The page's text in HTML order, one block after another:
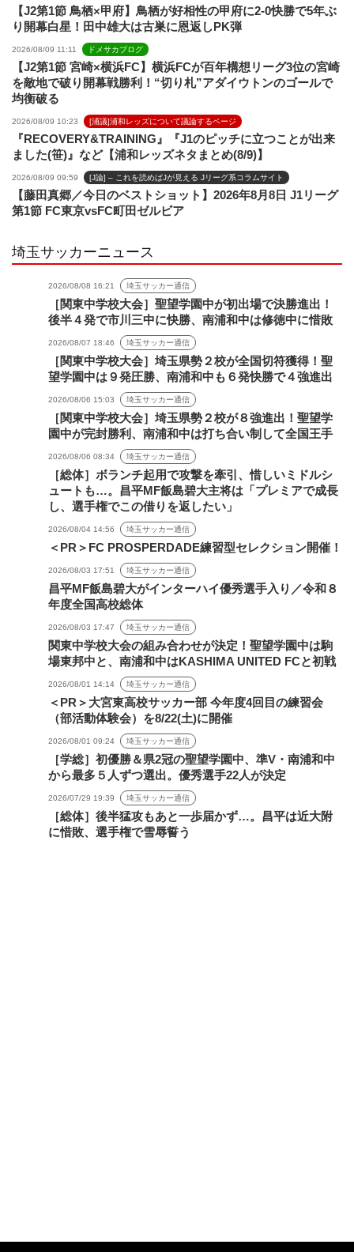
【J2第1節 鳥栖×甲府】鳥栖が好相性の甲府に2-0快勝で5年ぶ
り開幕白星！田中雄大は古巣に恩返しPK弾
2026/08/09 11:11 ドメサカブログ
【J2第1節 宮崎×横浜FC】横浜FCが百年構想リーグ3位の宮崎
を敵地で破り開幕戦勝利！“切り札”アダイウトンのゴールで
均衡破る
2026/08/09 10:23 [浦議]浦和レッズについて議論するページ
『RECOVERY&TRAINING』『J1のピッチに立つことが出来
ました(笹)』など【浦和レッズネタまとめ(8/9)】
2026/08/09 09:59 [J論] – これを読めばJが見える Jリーグ系コラムサイト
【藤田真郷／今日のベストショット】2026年8月8日 J1リーグ
第1節 FC東京vsFC町田ゼルビア
埼玉サッカーニュース
2026/08/08 16:21 埼玉サッカー通信
［関東中学校大会］聖望学園中が初出場で決勝進出！
後半４発で市川三中に快勝、南浦和中は修徳中に惜敗
2026/08/07 18:46 埼玉サッカー通信
［関東中学校大会］埼玉県勢２校が全国切符獲得！聖
望学園中は９発圧勝、南浦和中も６発快勝で４強進出
2026/08/06 15:03 埼玉サッカー通信
［関東中学校大会］埼玉県勢２校が８強進出！聖望学
園中が完封勝利、南浦和中は打ち合い制して全国王手
2026/08/06 08:34 埼玉サッカー通信
［総体］ボランチ起用で攻撃を牽引、惜しいミドルシ
ュートも…。昌平MF飯島碧大主将は「プレミアで成長
し、選手権でこの借りを返したい」
2026/08/04 14:56 埼玉サッカー通信
＜PR＞FC PROSPERDADE練習型セレクション開催！
2026/08/03 17:51 埼玉サッカー通信
昌平MF飯島碧大がインターハイ優秀選手入り／令和８
年度全国高校総体
2026/08/03 17:47 埼玉サッカー通信
関東中学校大会の組み合わせが決定！聖望学園中は駒
場東邦中と、南浦和中はKASHIMA UNITED FCと初戦
2026/08/01 14:14 埼玉サッカー通信
＜PR＞大宮東高校サッカー部 今年度4回目の練習会
（部活動体験会）を8/22(土)に開催
2026/08/01 09:24 埼玉サッカー通信
［学総］初優勝＆県2冠の聖望学園中、準V・南浦和中
から最多５人ずつ選出。優秀選手22人が決定
2026/07/29 19:39 埼玉サッカー通信
［総体］後半猛攻もあと一歩届かず…。昌平は近大附
に惜敗、選手権で雪辱誓う